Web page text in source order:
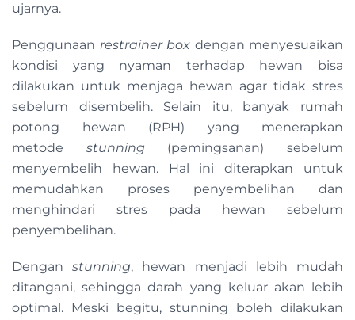
ujarnya.
Penggunaan restrainer box dengan menyesuaikan
kondisi yang nyaman terhadap hewan bisa
dilakukan untuk menjaga hewan agar tidak stres
sebelum disembelih. Selain itu, banyak rumah
potong hewan (RPH) yang menerapkan
metode stunning (pemingsanan) sebelum
menyembelih hewan. Hal ini diterapkan untuk
memudahkan proses penyembelihan dan
menghindari stres pada hewan sebelum
penyembelihan.
Denganstunning, hewan menjadi lebih mudah
ditangani, sehingga darah yang keluar akan lebih
optimal. Meski begitu, stunning boleh dilakukan